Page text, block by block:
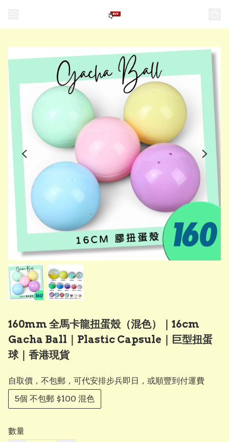
160mm 全馬卡龍扭蛋殼（混色）｜16cm
Gacha Ball｜Plastic Capsule｜巨型扭蛋
球｜香港現貨
自取價，不包郵，可代安排步兵即日，或順豐到付運費
5個 不包郵 $100 混色
數量